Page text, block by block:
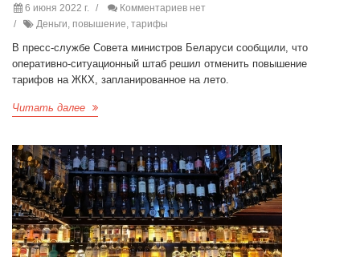
6 июня 2022 г.
Комментариев нет
Деньги, повышение, тарифы
В пресс-службе Совета министров Беларуси сообщили, что
оперативно-ситуационный штаб решил отменить повышение
тарифов на ЖКХ, запланированное на лето.
Читать далее